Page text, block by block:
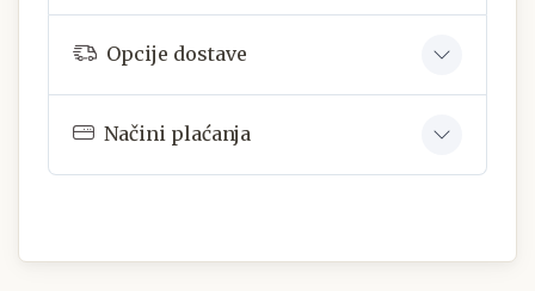
Opcije dostave
Načini plaćanja